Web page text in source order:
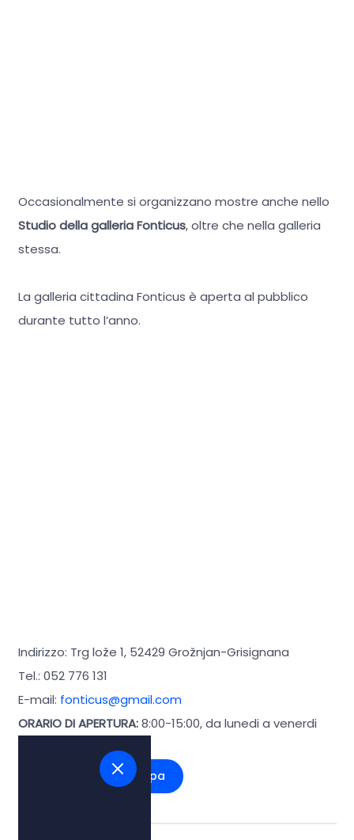
Occasionalmente si organizzano mostre anche nello
Studio della galleria Fonticus, oltre che nella galleria
stessa.
La galleria cittadina Fonticus è aperta al pubblico
durante tutto l’anno.
Indirizzo: Trg lože 1, 52429 Grožnjan-Grisignana
Tel.: 052 776 131
E-mail: fonticus@gmail.com
ORARIO DI APERTURA:8:00-15:00, da lunedi a venerdi
Vedi sulla mappa